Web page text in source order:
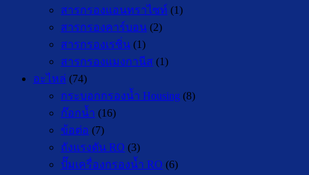
สารกรองแอนทราไซท์ (1)
สารกรองคาร์บอน (2)
สารกรองเรซิ่น (1)
สารกรองแมงกานีส (1)
อะไหล่ (74)
กระบอกกรองน้ำ Housing (8)
ก๊อกน้ำ (16)
ข้อต่อ (7)
ถังแรงดัน RO (3)
ปั๊มเครื่องกรองน้ำ RO (6)